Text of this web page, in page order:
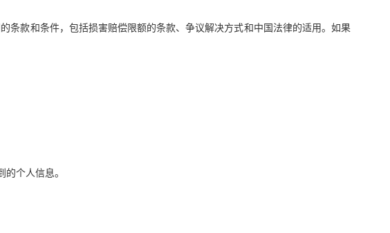
条款和条件，包括损害赔偿限额的条款、争议解决方式和中国法律的适用。如果
个人信息。